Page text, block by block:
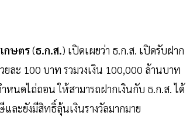
กษตร(ธ.ก.ส.) เปิดเผยว่า ธ.ก.ส. เปิดรับฝาก
ละ 100 บาท รวมวงเงิน 100,000 ล้านบาท
นดไถ่ถอน ให้สามารถฝากเงินกับ ธ.ก.ส. ได้
ละยังมีสิทธิ์ลุ้นเงินรางวัลมากมาย